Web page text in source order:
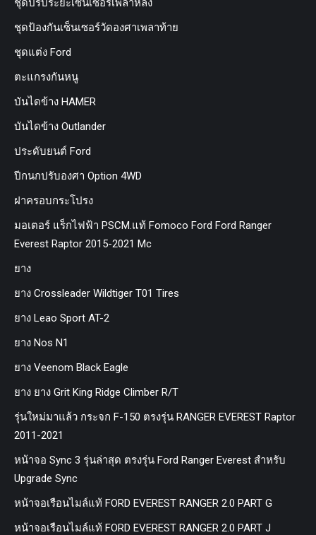
ชุดปรับระยะเซ็นเซอร์เพลาหลัง
ชุดป้องกันเซ็นเซอร์วัดองศาเพลาท้าย
ชุดแต่ง Ford
ตะแกรงกันหนู
บันไดข้าง HAMER
บันไดข้าง Outlander
ประดับยนต์ Ford
ปีกนกปรับองศา Option 4WD
ฝาครอบกระโปรง
มอเตอร์ แร็กไฟฟ้า PSCM.แท้ Fomoco Ford Ford Ranger
Everest Raptor 2015-2021 Mc
ยาง
ยาง Crossleader Wildtiger T01 Tires
ยาง Leao Sport AT-2
ยาง Nos N1
ยาง Veenom Black Eagle
ยาง ยาง Grit King Ridge Climber R/T
รุ่นใหม่มาแล้ว กระจก F-150 ตรงรุ่น RANGER EVEREST Raptor
2011-2021
หน้าจอ Sync 3 รุ่นล่าสุด ตรงรุ่น Ford Ranger Everest สำหรับ
Upgrade Sync
หน้าจอเรือนไมล์แท้ FORD EVEREST RANGER 2.0 PART G
หน้าจอเรือนไมล์แท้ FORD EVEREST RANGER 2.0 PART J